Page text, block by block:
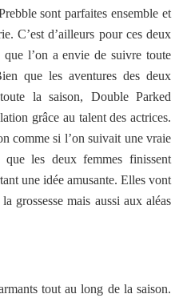
sont parfaites ensemble et
C’est d’ailleurs pour ces deux
l’on a envie de suivre toute
que les aventures des deux
la saison, Double Parked
grâce au talent des actrices.
comme si l’on suivait une vraie
les deux femmes finissent
une idée amusante. Elles vont
grossesse mais aussi aux aléas
tout au long de la saison.